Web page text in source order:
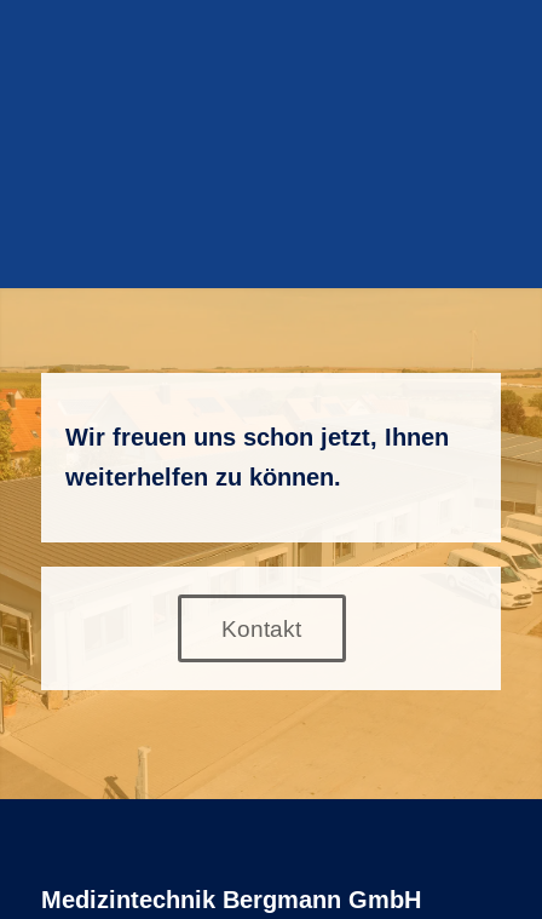
Wir freuen uns schon jetzt, Ihnen
weiterhelfen zu können.
Kontakt
Medizintechnik Bergmann GmbH